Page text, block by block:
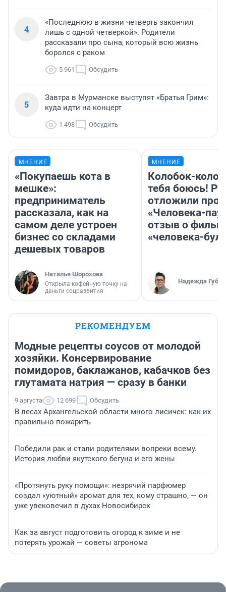
4
«Последнюю в жизни четверть закончил
лишь с одной четверкой». Родители
рассказали про сына, который всю жизнь
боролся с раком
5 961 Обсудить
5
Завтра в Мурманске выступят «Братья Грим»:
куда идти на концерт
1 498 Обсудить
МНЕНИЕ
«Покупаешь кота в
мешке»:
предприниматель
рассказала, как на
самом деле устроен
бизнес со складами
дешевых товаров
Наталья Шорохова
Открыла кофейную точку на
деньги соцразвития
МНЕНИЕ
Колобок-
тебя боюсь!
отложили
«Человека-
отзыв о
«человека-
Надежда
РЕКОМЕНДУЕМ
Модные рецепты соусов от молодой
хозяйки. Консервирование
помидоров, баклажанов, кабачков без
глутамата натрия — сразу в банки
9 августа 12 699 Обсудить
В лесах Архангельской области много лисичек: как их
правильно пожарить
Победили рак и стали родителями вопреки всему.
История любви якутского бегуна и его жены
«Протянуть руку помощи»: незрячий парфюмер
создал «уютный» аромат для тех, кому страшно, — он
уже увековечил в духах Новосибирск
Как за август подготовить огород к зиме и не
потерять урожай — советы агронома